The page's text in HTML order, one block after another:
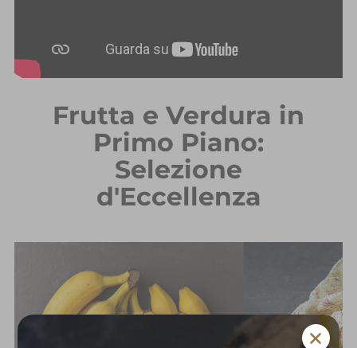
Frutta e Verdura in
Primo Piano:
Selezione
d'Eccellenza